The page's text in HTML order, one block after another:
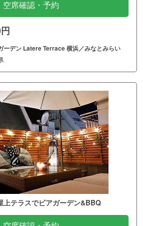
空席確認・予約
ーデン Latere Terrace 横浜／みなとみらい
上テラスでビアガーデン&BBQ